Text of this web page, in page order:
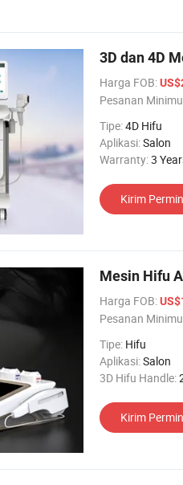
3D dan 4D
Harga FOB:
Pesanan
Tipe:4D Hifu
Aplikasi:Salon
Warranty:3
Kirim
Mesin Hifu
Harga FOB:
Pesanan
Tipe: Hifu
Aplikasi:Salon
3D Hifu Handle:
Kirim